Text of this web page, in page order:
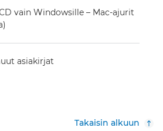
vain Windowsille – Mac-ajurit
asiakirjat
Takaisin alkuun